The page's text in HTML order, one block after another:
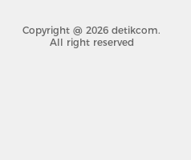
Copyright @ 2026 detikcom.
All right reserved